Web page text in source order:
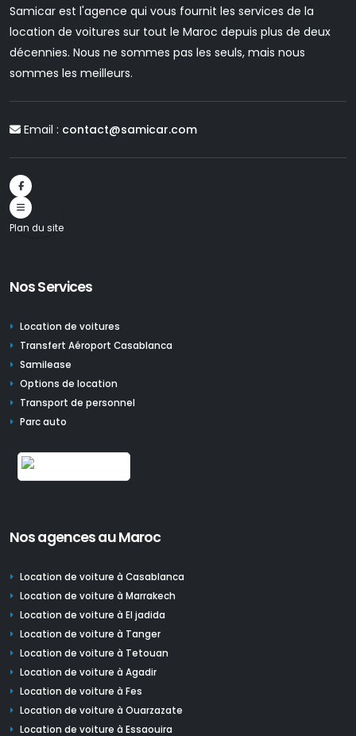
Samicar est l'agence qui vous fournit les services de la
location de voitures sur tout le Maroc depuis plus de deux
décennies. Nous ne sommes pas les seuls, mais nous
sommes les meilleurs.
Email : contact@samicar.com
Plan du site
Nos Services
Location de voitures
Transfert Aéroport Casablanca
Samilease
Options de location
Transport de personnel
Parc auto
Nos agences au Maroc
Location de voiture à Casablanca
Location de voiture à Marrakech
Location de voiture à El jadida
Location de voiture à Tanger
Location de voiture à Tetouan
Location de voiture à Agadir
Location de voiture à Fes
Location de voiture à Ouarzazate
Location de voiture à Essaouira